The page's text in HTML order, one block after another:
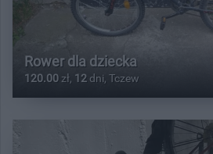
Rower dla dziecka
120.00 zł, 12 dni, Tczew